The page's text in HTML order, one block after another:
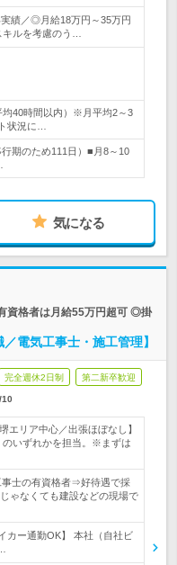
績／◎月給18万円～35万円
ルを考慮のう…
均40時間以内）※月平均2～3
状況に…
期のため111日）■月8～10
気になる
資格者は月給55万円超可 ◎掛
電気工事士・施工管理】
完全週休2日制 第二新卒歓迎
エリア中心／出張ほぼなし】
のいずれかを担当。※まずは
士の有資格者⇒好待遇で採
ゃなくても建設などの現場で
カー通勤OK】 本社（自社ビ